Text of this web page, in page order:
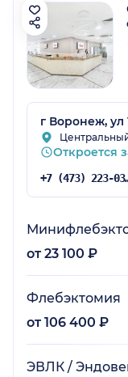
г Воронеж, ул
Откроется
+7
от 23 100 ₽
Флебэктомия
от 106 400 ₽
ЭВЛК /